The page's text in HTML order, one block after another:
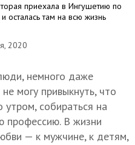
приехала в Ингушетию по
осталась там на всю жизнь
2020
немного даже
могу привыкнуть, что
утром, собираться на
профессию. В жизни
— к мужчине, к детям,